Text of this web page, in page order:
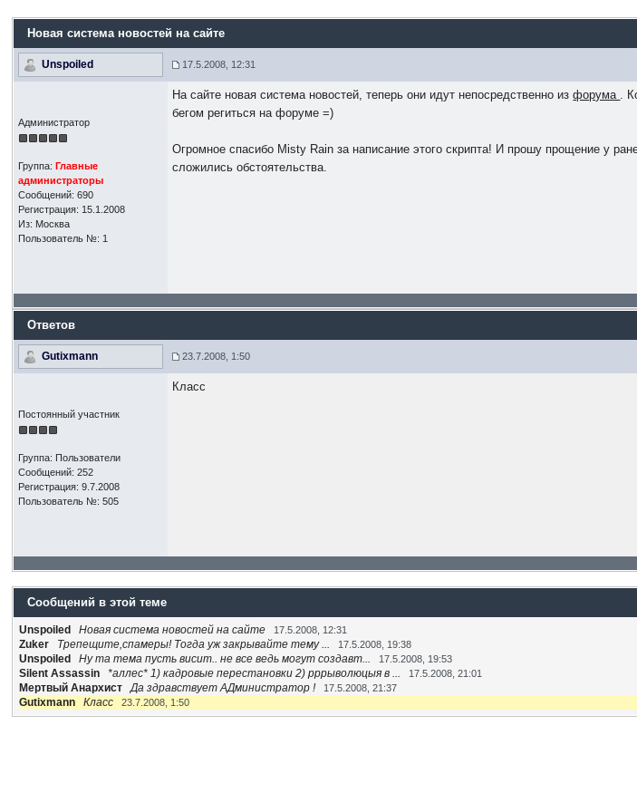
Новая система новостей на сайте
Unspoiled 17.5.2008, 12:31
Администратор
Группа:Главные
администраторы
Сообщений: 690
Регистрация: 15.1.2008
Из: Москва
Пользователь №: 1
На сайте новая система новостей, теперь они идут непосредственно изфорума .
бегом региться на форуме =)
Огромное спасибо Misty Rain за написание этого скрипта! И прошу прощение у
сложились обстоятельства.
Ответов
Gutixmann 23.7.2008, 1:50
Постоянный участник
Группа: Пользователи
Сообщений: 252
Регистрация: 9.7.2008
Пользователь №: 505
Класс
Сообщений в этой теме
Unspoiled Новая система новостей на сайте 17.5.2008, 12:31
Zuker Трепещите,спамеры! Тогда уж закрывайте тему ... 17.5.2008, 19:38
Unspoiled Ну та тема пусть висит.. не все ведь могут создавт... 17.5.2008, 19:53
Silent Assassin *аллес* 1) кадровые перестановки 2) рррыволюцыя в ... 17.5.2008, 21:01
Мертвый Анархист Да здравствует АДминистратор ! 17.5.2008, 21:37
Gutixmann Класс 23.7.2008, 1:50